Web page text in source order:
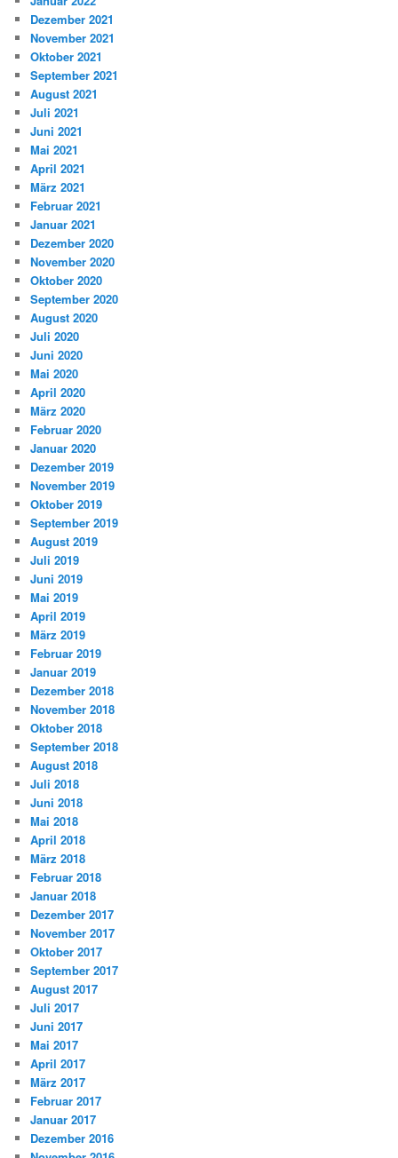
Dezember 2021
November 2021
Oktober 2021
September 2021
August 2021
Juli 2021
Juni 2021
Mai 2021
April 2021
März 2021
Februar 2021
Januar 2021
Dezember 2020
November 2020
Oktober 2020
September 2020
August 2020
Juli 2020
Juni 2020
Mai 2020
April 2020
März 2020
Februar 2020
Januar 2020
Dezember 2019
November 2019
Oktober 2019
September 2019
August 2019
Juli 2019
Juni 2019
Mai 2019
April 2019
März 2019
Februar 2019
Januar 2019
Dezember 2018
November 2018
Oktober 2018
September 2018
August 2018
Juli 2018
Juni 2018
Mai 2018
April 2018
März 2018
Februar 2018
Januar 2018
Dezember 2017
November 2017
Oktober 2017
September 2017
August 2017
Juli 2017
Juni 2017
Mai 2017
April 2017
März 2017
Februar 2017
Januar 2017
Dezember 2016